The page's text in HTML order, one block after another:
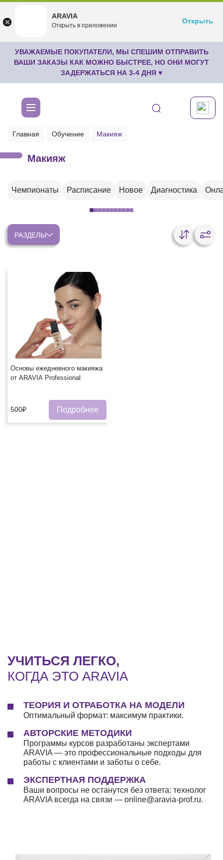
undefined
Бесплатноru.aravia.new
Открыть
УВАЖАЕМЫЕ ПОКУПАТЕЛИ, МЫ СПЕШИМ ОТПРАВИТЬ
ВАШИ ЗАКАЗЫ КАК МОЖНО БЫСТРЕЕ, НО ОНИ МОГУТ
ЗАДЕРЖАТЬСЯ НА 3-4 ДНЯ ♥
Главная Обучение Макияж
Макияж
Чемпионаты Расписание Новое Диагностика
РАЗДЕЛЫ
Основы ежедневного макияжа
от ARAVIA Professional
500₽ Подробнее
УЧИТЬСЯ ЛЕГКО,
КОГДА ЭТО ARAVIA
ТЕОРИЯ И ОТРАБОТКА НА МОДЕЛИ
Оптимальный формат: максимум практики.
АВТОРСКИЕ МЕТОДИКИ
Программы курсов разработаны экспертами
ARAVIA — это профессиональные подходы для
работы с клиентами и заботы о себе.
ЭКСПЕРТНАЯ ПОДДЕРЖКА
Ваши вопросы не останутся без ответа: технолог
ARAVIA всегда на связи — online@aravia-prof.ru.
ARAVIA
Открыть в приложении
Открыть